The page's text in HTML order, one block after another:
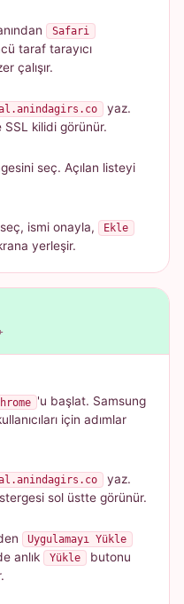
Safari
taraf tarayıcı
çalışır.
yaz.
SSL kilidi görünür.
seç. Açılan listeyi
seç, ismi onayla, Ekle
yerleşir.
'u başlat. Samsung
için adımlar
yaz.
sol üstte görünür.
Uygulamayı Yükle
anlık Yükle
butonu